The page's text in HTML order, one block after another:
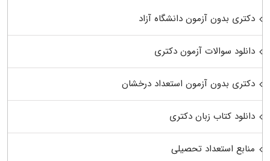
دکتری بدون آزمون دانشگاه آزاد
دانلود سوالات آزمون دکتری
دکتری بدون آزمون استعداد درخشان
دانلود کتاب زبان دکتری
منابع استعداد تحصیلی